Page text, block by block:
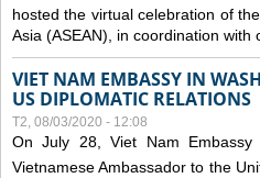
hosted the virtual celebration of
Asia (ASEAN), in coordination with
VIET NAM EMBASSY IN
US DIPLOMATIC RELATIONS
T2, 08/03/2020 - 12:08
On July 28, Viet Nam
Vietnamese Ambassador to the